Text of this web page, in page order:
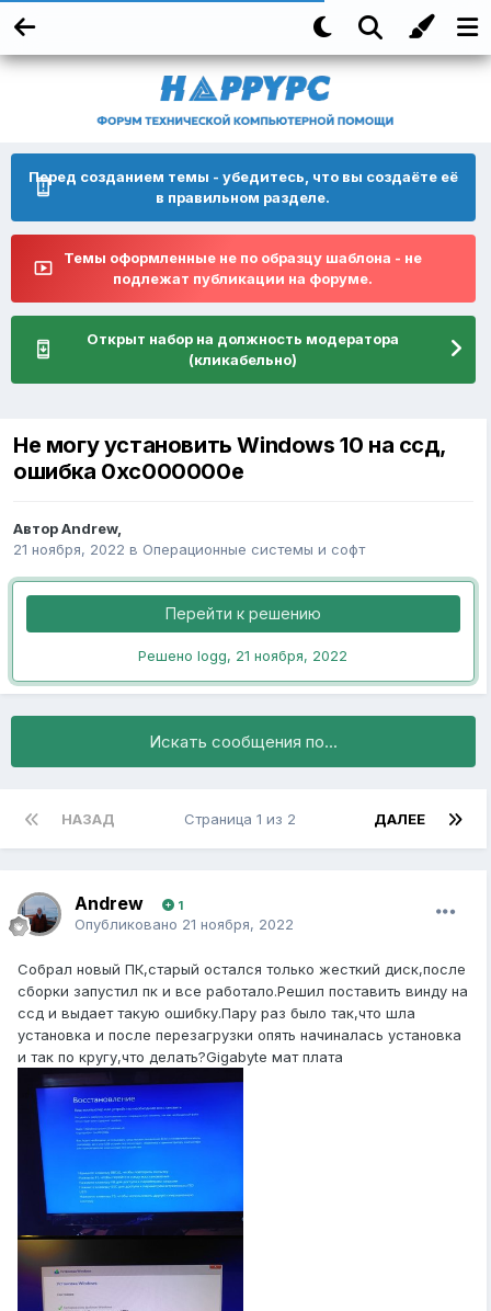
Перед созданием темы - убедитесь, что вы создаёте её
в правильном разделе.
Темы оформленные не по образцу шаблона - не
подлежат публикации на форуме.
Открыт набор на должность модератора
(кликабельно)
Не могу установить Windows 10 на ссд,
ошибка 0xc000000e
АвторAndrew,
21 ноября, 2022 в Операционные системы и софт
Перейти к решению
Решено logg, 21 ноября, 2022
Искать сообщения по...
НАЗАД ДАЛЕЕ
Страница 1 из 2
Andrew 1
Опубликовано 21 ноября, 2022
Собрал новый ПК,старый остался только жесткий диск,после
сборки запустил пк и все работало.Решил поставить винду на
ссд и выдает такую ошибку.Пару раз было так,что шла
установка и после перезагрузки опять начиналась установка
и так по кругу,что делать?Gigabyte мат плата